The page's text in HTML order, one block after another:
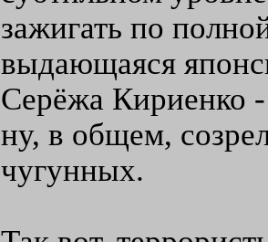
зажигать по
выдающаяся
Серёжа Кириенко
ну, в общем,
чугунных.